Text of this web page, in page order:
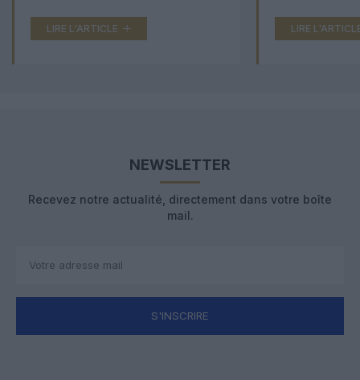
LIRE L'ARTICLE LIRE
NEWSLETTER
Recevez notre actualité, directement dans votre boîte
mail.
S'INSCRIRE